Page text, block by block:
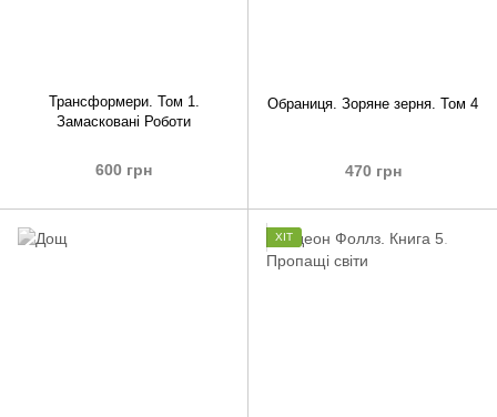
Трансформери. Том 1.
Замасковані Роботи
600 грн
Обраниця. Зоряне зерня. Том 4
470 грн
ХІТ